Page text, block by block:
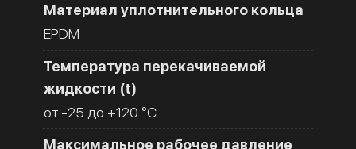
Материал уплотнительного кольца
EPDM
Температура перекачиваемой
жидкости (t)
от -25 до +120 °C
Максимальное рабочее давление